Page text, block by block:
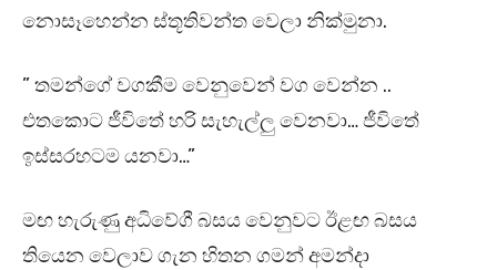
නොසෑහෙන්න ස්තූතිවන්ත වෙලා නික්මුනා.
” තමන්ගේ වගකීම වෙනුවෙන් වග වෙන්න ..
එතකොට ජීවිතේ හරි සැහැල්ලු වෙනවා… ජීවිතේ
ඉස්සරහටම යනවා…”
මඟ හැරුණු අධිවේගී බසය වෙනුවට ඊළඟ බසය
තියෙන වෙලාව ගැන හිතන ගමන් අමන්දා